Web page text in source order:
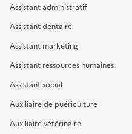
Assistant administratif
Assistant dentaire
Assistant marketing
Assistant ressources humaines
Assistant social
Auxiliaire de puériculture
Auxiliaire vétérinaire